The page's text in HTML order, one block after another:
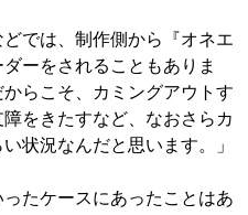
では、制作側から『オネエ
ーをされることもありま
らこそ、カミングアウトす
をきたすなど、なおさらカ
状況なんだと思います。」
たケースにあったことはあ